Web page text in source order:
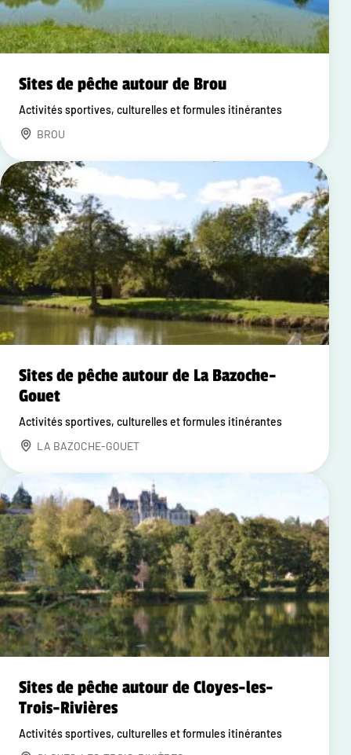
Sites de pêche autour de Brou
Activités sportives, culturelles et formules itinérantes
BROU
Sites de pêche autour de La Bazoche-
Gouet
Activités sportives, culturelles et formules itinérantes
LA BAZOCHE-GOUET
Sites de pêche autour de Cloyes-les-
Trois-Rivières
Activités sportives, culturelles et formules itinérantes